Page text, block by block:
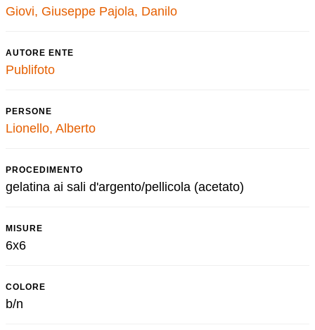
Giovi, Giuseppe Pajola, Danilo
AUTORE ENTE
Publifoto
PERSONE
Lionello, Alberto
PROCEDIMENTO
gelatina ai sali d'argento/pellicola (acetato)
MISURE
6x6
COLORE
b/n